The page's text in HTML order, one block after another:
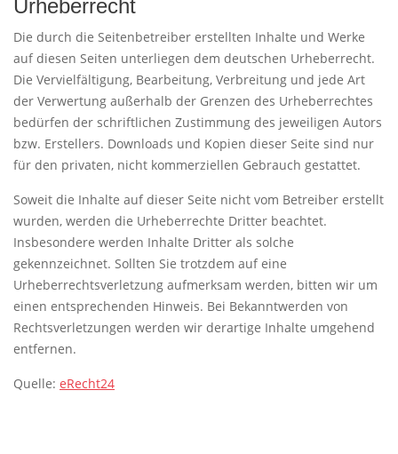
Urheberrecht
Die durch die Seitenbetreiber erstellten Inhalte und Werke
auf diesen Seiten unterliegen dem deutschen Urheberrecht.
Die Vervielfältigung, Bearbeitung, Verbreitung und jede Art
der Verwertung außerhalb der Grenzen des Urheberrechtes
bedürfen der schriftlichen Zustimmung des jeweiligen Autors
bzw. Erstellers. Downloads und Kopien dieser Seite sind nur
für den privaten, nicht kommerziellen Gebrauch gestattet.
Soweit die Inhalte auf dieser Seite nicht vom Betreiber erstellt
wurden, werden die Urheberrechte Dritter beachtet.
Insbesondere werden Inhalte Dritter als solche
gekennzeichnet. Sollten Sie trotzdem auf eine
Urheberrechtsverletzung aufmerksam werden, bitten wir um
einen entsprechenden Hinweis. Bei Bekanntwerden von
Rechtsverletzungen werden wir derartige Inhalte umgehend
entfernen.
Quelle: eRecht24